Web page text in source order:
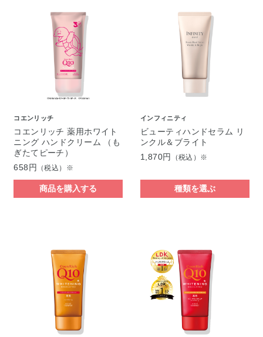
コエンリッチ
コエンリッチ 薬用ホワイト
ニング ハンドクリーム （も
ぎたてピーチ）
658円
（税込）※
商品を購入する
インフィニティ
ビューティハンドセラム リ
ンクル＆ブライト
1,870円
（税込）※
種類を選ぶ